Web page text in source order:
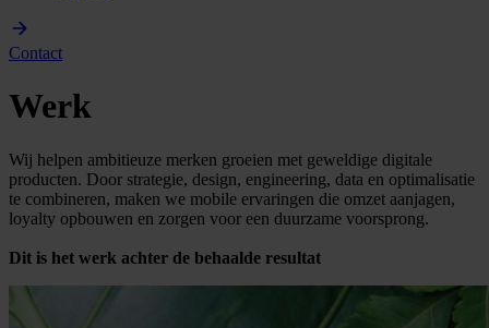
Contact
Werk
Wij helpen ambitieuze merken groeien met geweldige digitale
producten. Door strategie, design, engineering, data en optimalisatie
te combineren, maken we mobile ervaringen die omzet aanjagen,
loyalty opbouwen en zorgen voor een duurzame voorsprong.
Dit is het werk achter de behaalde resultat